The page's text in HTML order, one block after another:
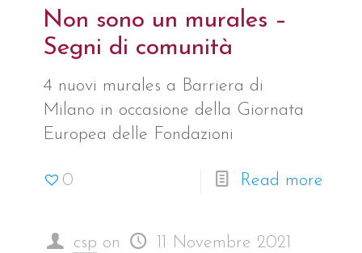
Non sono un murales –
Segni di comunità
4 nuovi murales a Barriera di
Milano in occasione della Giornata
Europea delle Fondazioni
0 Read more
csp on 11 Novembre 2021